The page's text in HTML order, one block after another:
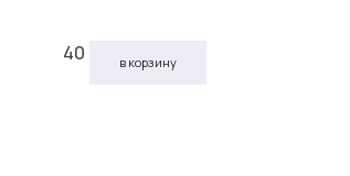
40 в корзину